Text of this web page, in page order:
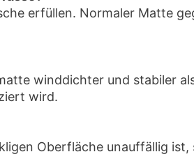
erfüllen. Normaler Matte
winddichter und stabiler
wird.
Oberfläche unauffällig